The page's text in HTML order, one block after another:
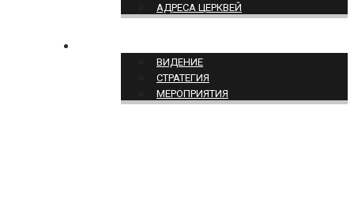
АДРЕСА ЦЕРКВЕЙ
ВИДЕНИЕ
СТРАТЕГИЯ
МЕРОПРИЯТИЯ